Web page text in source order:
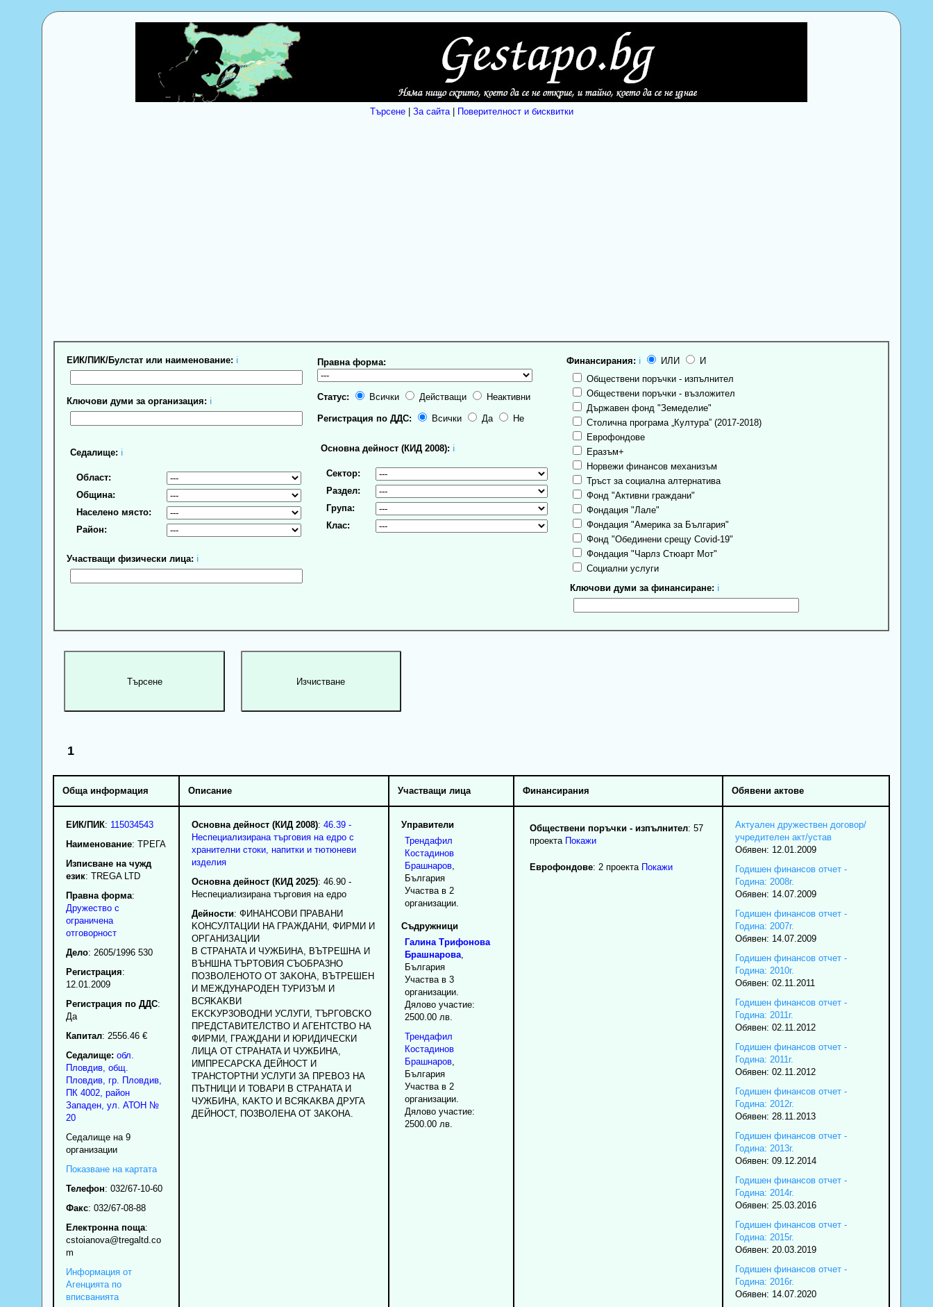
Търсене| За сайта| Поверителност и бисквитки
ЕИК/ПИК/Булстат или наименование: ℹ
Ключови думи за организация: ℹ
Седалище: ℹ
Област:
Община:
Населено място:
Район:
Участващи физически лица: ℹ
Правна форма:
Статус: Всички Действащи Неактивни
Регистрация по ДДС: Всички Да Не
Основна дейност (КИД 2008): ℹ
Сектор:
Раздел:
Група:
Клас:
Финансирания: ℹ ИЛИ
И
Обществени поръчки - изпълнител
Обществени поръчки - възложител
Държавен фонд "Земеделие"
Столична програма „Култура” (2017-2018)
Еврофондове
Еразъм+
Норвежи финансов механизъм
Тръст за социална алтернатива
Фонд "Активни граждани"
Фондация "Лале"
Фондация "Америка за България"
Фонд "Обединени срещу Covid-19"
Фондация "Чарлз Стюарт Мот"
Социални услуги
Ключови думи за финансиране: ℹ
1
Обща информация Описание Участващи лица Финансирания Обявени актове
ЕИК/ПИК: 115034543
Наименование: ТРЕГА
Изписване на чужд
език: TREGA LTD
Правна форма:
Дружество с
ограничена
отговорност
Дело: 2605/1996 530
Регистрация:
12.01.2009
Регистрация по ДДС:
Да
Капитал: 2556.46 €
Седалище: обл.
Пловдив, общ.
Пловдив, гр. Пловдив,
ПК 4002, район
Западен, ул. АТОН №
20
Седалище на 9
организации
Показване на картата
Телефон: 032/67-10-60
Факс: 032/67-08-88
Електронна поща:
cstoianova@tregaltd.co
m
Информация от
Агенцията по
вписванията
Основна дейност (КИД 2008): 46.39 -
Неспециализирана търговия на едро с
хранителни стоки, напитки и тютюневи
изделия
Основна дейност (КИД 2025): 46.90 -
Неспециализирана търговия на едро
Дейности: ФИHAHCOBИ ПPABАНИ
KOHCУЛTAЦИИ HA ГРАЖДАНИ, ФИРМИ И
OPГAHИЗАЦИИ
В CTPAHATA И ЧУЖБИНА, BЪTPEШНА И
BЪHШHA TЪPTOBИЯ CЪOБPA3HO
ПОЗВОЛEHOTO OT 3AKOHA, BЪTPEШEH
И MEЖДУHAPOДЕH TУРИЗЪМ И
BCЯKAKBИ
EKCKУP3OBOДНИ УСЛУГИ, TЪPГOBCKO
ПРЕДСТАВИТЕЛСТВО И AГEHTCTBO HA
ФИРМИ, ГРАЖДАНИ И ЮРИДИЧЕСКИ
ЛИЦА OT CTPAHATA И ЧУЖБИНА,
ИMПPECAPCKA ДЕЙНОCT И
TPAHCTОPTНИ УСЛУГИ 3А ПРЕВОЗ HA
ПЪТНИЦИ И ТОВАРИ B CTPAHATA И
ЧУЖБИНА, КAKTO И BCЯKAKBA ДРУГА
ДЕЙНОСТ, ПO3BOЛEHA OT 3AKOHA.
Управители
Трендафил
Костадинов
Брашнаров,
България
Участва в 2
организации.
Съдружници
Галина Трифонова
Брашнарова,
България
Участва в 3
организации.
Дялово участие:
2500.00 лв.
Трендафил
Костадинов
Брашнаров,
България
Участва в 2
организации.
Дялово участие:
2500.00 лв.
Обществени поръчки - изпълнител: 57
проекта Покажи
Еврофондове: 2 проекта Покажи
Актуален дружествен договор/
учредителен акт/устав
Обявен: 12.01.2009
Годишен финансов отчет -
Година: 2008г.
Обявен: 14.07.2009
Годишен финансов отчет -
Година: 2007г.
Обявен: 14.07.2009
Годишен финансов отчет -
Година: 2010г.
Обявен: 02.11.2011
Годишен финансов отчет -
Година: 2011г.
Обявен: 02.11.2012
Годишен финансов отчет -
Година: 2011г.
Обявен: 02.11.2012
Годишен финансов отчет -
Година: 2012г.
Обявен: 28.11.2013
Годишен финансов отчет -
Година: 2013г.
Обявен: 09.12.2014
Годишен финансов отчет -
Година: 2014г.
Обявен: 25.03.2016
Годишен финансов отчет -
Година: 2015г.
Обявен: 20.03.2019
Годишен финансов отчет -
Година: 2016г.
Обявен: 14.07.2020